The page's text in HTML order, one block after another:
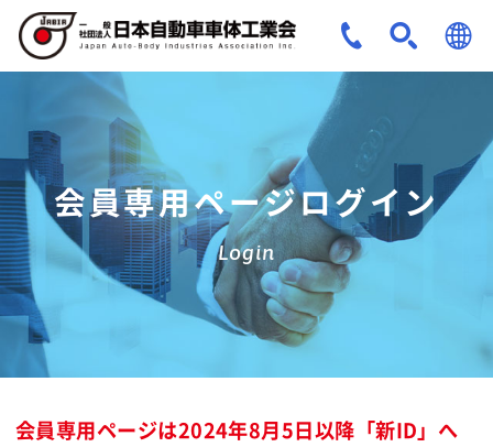
ENG
会員専用ページログイン
Login
会員専用ページは2024年8月5日以降「新ID」へ